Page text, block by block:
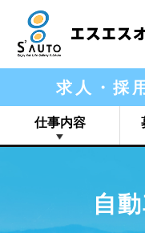
求人・採
仕事内容
自